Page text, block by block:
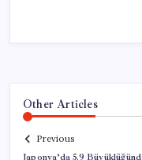
Other Articles
Previous
Japonya’da 5.9